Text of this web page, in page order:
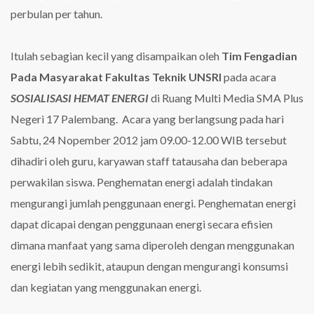
perbulan per tahun.
Itulah sebagian kecil yang disampaikan oleh Tim Fengadian
Pada Masyarakat Fakultas Teknik UNSRI pada acara
SOSIALISASI HEMAT ENERGIdi Ruang Multi Media SMA Plus
Negeri 17 Palembang. Acara yang berlangsung pada hari
Sabtu, 24 Nopember 2012 jam 09.00-12.00 WIB tersebut
dihadiri oleh guru, karyawan staff tatausaha dan beberapa
perwakilan siswa. Penghematan energi adalah tindakan
mengurangi jumlah penggunaan energi. Penghematan energi
dapat dicapai dengan penggunaan energi secara efisien
dimana manfaat yang sama diperoleh dengan menggunakan
energi lebih sedikit, ataupun dengan mengurangi konsumsi
dan kegiatan yang menggunakan energi.